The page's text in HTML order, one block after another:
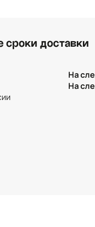
сроки доставки
На
На